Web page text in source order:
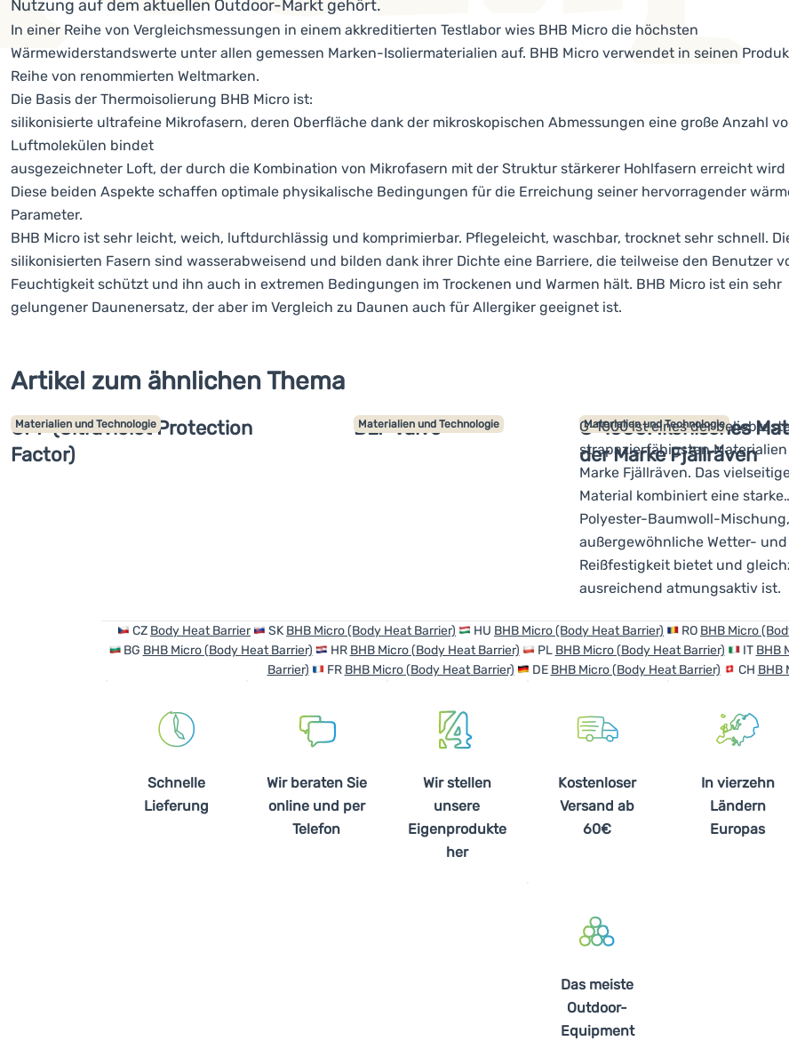
Nutzung auf dem aktuellen Outdoor-Markt gehört.
In einer Reihe von Vergleichsmessungen in einem akkreditierten Testlabor wies BHB Micro die höchsten
Wärmewiderstandswerte unter allen gemessen Marken-Isoliermaterialien auf. BHB Micro verwendet in seinen
Reihe von renommierten Weltmarken.
Die Basis der Thermoisolierung BHB Micro ist:
silikonisierte ultrafeine Mikrofasern, deren Oberfläche dank der mikroskopischen Abmessungen eine große Anzahl
Luftmolekülen bindet
ausgezeichneter Loft, der durch die Kombination von Mikrofasern mit der Struktur stärkerer Hohlfasern erreicht wird
Diese beiden Aspekte schaffen optimale physikalische Bedingungen für die Erreichung seiner hervorragender
Parameter.
BHB Micro ist sehr leicht, weich, luftdurchlässig und komprimierbar. Pflegeleicht, waschbar, trocknet sehr schnell.
silikonisierten Fasern sind wasserabweisend und bilden dank ihrer Dichte eine Barriere, die teilweise den Benutzer
Feuchtigkeit schützt und ihn auch in extremen Bedingungen im Trockenen und Warmen hält. BHB Micro ist ein sehr
gelungener Daunenersatz, der aber im Vergleich zu Daunen auch für Allergiker geeignet ist.
Artikel zum ähnlichen Thema
UPF (Ultraviolet Protection
Factor)
Materialien und Technologie DLF Valve
Materialien und Technologie
G-1000: Ikonisches
der Marke Fjällräven
Materialien und Technologie
G-1000 ist eines der
strapazierfähigsten
Marke Fjällräven. Das
Material kombiniert eine starke
Polyester-Baumwoll-
außergewöhnliche Wetter- und
Reißfestigkeit bietet und
ausreichend atmungsaktiv ist.
CZ Body Heat Barrier SK BHB Micro (Body Heat Barrier) HU BHB Micro (Body Heat Barrier) RO BHB Micro
BG BHB Micro (Body Heat Barrier) HR BHB Micro (Body Heat Barrier) PL BHB Micro (Body Heat Barrier) IT BHB
Barrier)
FR BHB Micro (Body Heat Barrier) DE BHB Micro (Body Heat Barrier) CH BHB
Schnelle
Lieferung
Wir beraten Sie
online und per
Telefon
Wir stellen
unsere
Eigenprodukte
her
Kostenloser
Versand ab
60€
In vierzehn
Ländern
Europas
Das meiste
Outdoor-
Equipment